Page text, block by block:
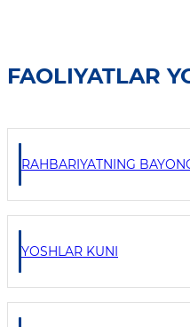
FAOLIYATLAR
RAHBARIYATNING
YOSHLAR KUNI